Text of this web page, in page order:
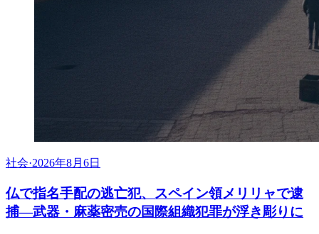
社会·2026年8月6日
仏で指名手配の逃亡犯、スペイン領メリリャで逮
捕―武器・麻薬密売の国際組織犯罪が浮き彫りに